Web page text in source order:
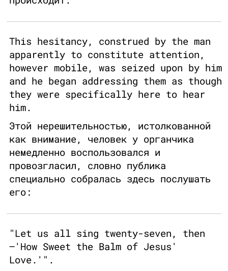
This hesitancy, construed by the man
apparently to constitute attention,
however mobile, was seized upon by him
and he began addressing them as though
they were specifically here to hear
him.
Этой нерешительностью, истолкованной
как внимание, человек у органчика
немедленно воспользовался и
провозгласил, словно публика
специально собралась здесь послушать
его:
"Let us all sing twenty-seven, then
—'How Sweet the Balm of Jesus'
Love.'".